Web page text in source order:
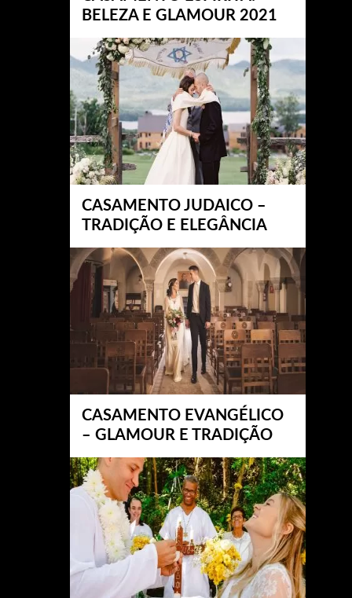
BELEZA E GLAMOUR 2021
CASAMENTO JUDAICO –
TRADIÇÃO E ELEGÂNCIA
CASAMENTO EVANGÉLICO
– GLAMOUR E TRADIÇÃO